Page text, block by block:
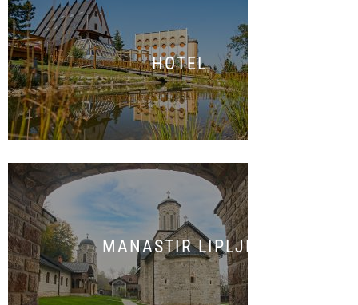
HOTEL
MANASTIR LIPLJE